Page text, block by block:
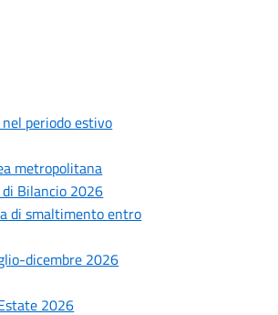
periodo estivo
metropolitana
Bilancio 2026
di smaltimento entro
dicembre 2026
2026